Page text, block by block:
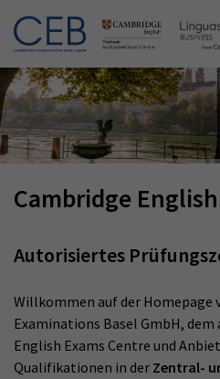
Cambridge English
Autorisiertes
Willkommen auf der Homepage
Examinations Basel GmbH,
English Exams Centre und
Qualifikationen in der Zentral-